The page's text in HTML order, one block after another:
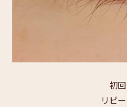
初
リピ